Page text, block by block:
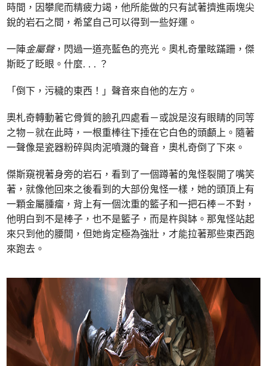
時間，因攀爬而精疲力竭，他所能做的只有試著擠進兩塊尖
銳的岩石之間，希望自己可以得到一些好運。
一陣金屬聲，閃過一道亮藍色的亮光。奧札奇暈眩蹣跚，傑
斯眨了眨眼。什麼. . . ？
「倒下，污穢的東西！」聲音來自他的左方。
奧札奇轉動著它骨質的臉孔四處看－或說是沒有眼睛的同等
之物－就在此時，一根重棒往下捶在它白色的頭顱上。隨著
一聲像是瓷器粉碎與肉泥噴濺的聲音，奧札奇倒了下來。
傑斯窺視著身旁的岩石，看到了一個蹲著的鬼怪裂開了嘴笑
著，就像他回來之後看到的大部份鬼怪一樣，她的頭頂上有
一顆金屬腫瘤，背上有一個沈重的籃子和一把石棒－不對，
他明白到不是棒子，也不是籃子，而是杵與缽。那鬼怪站起
來只到他的腰間，但她肯定極為強壯，才能拉著那些東西跑
來跑去。